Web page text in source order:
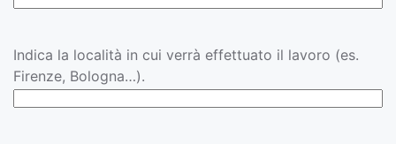
Località
Indica la località in cui verrà effettuato il lavoro (es.
Firenze, Bologna…).